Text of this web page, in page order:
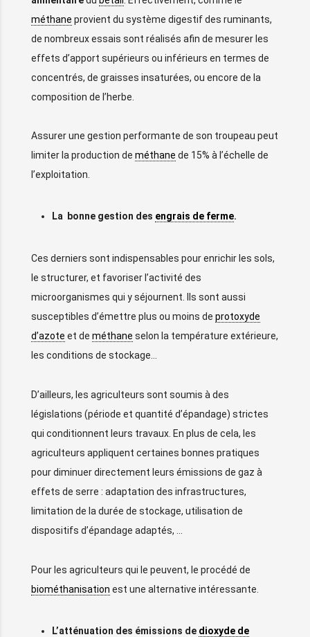
méthane provient du système digestif des ruminants,
de nombreux essais sont réalisés afin de mesurer les
effets d’apport supérieurs ou inférieurs en termes de
concentrés, de graisses insaturées, ou encore de la
composition de l’herbe.
Assurer une gestion performante de son troupeau peut
limiter la production de méthane de 15% à l’échelle de
l’exploitation.
La bonne gestion des engrais de ferme.
Ces derniers sont indispensables pour enrichir les sols,
le structurer, et favoriser l’activité des
microorganismes qui y séjournent. Ils sont aussi
susceptibles d’émettre plus ou moins de protoxyde
d’azote et de méthane selon la température extérieure,
les conditions de stockage…
D’ailleurs, les agriculteurs sont soumis à des
législations (période et quantité d’épandage) strictes
qui conditionnent leurs travaux. En plus de cela, les
agriculteurs appliquent certaines bonnes pratiques
pour diminuer directement leurs émissions de gaz à
effets de serre : adaptation des infrastructures,
limitation de la durée de stockage, utilisation de
dispositifs d’épandage adaptés, …
Pour les agriculteurs qui le peuvent, le procédé de
biométhanisation est une alternative intéressante.
L’atténuation des émissions de dioxyde de